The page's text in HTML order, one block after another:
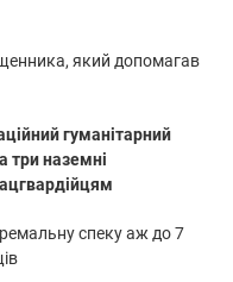
який допомагав
гуманітарний
три наземні
спеку аж до 7